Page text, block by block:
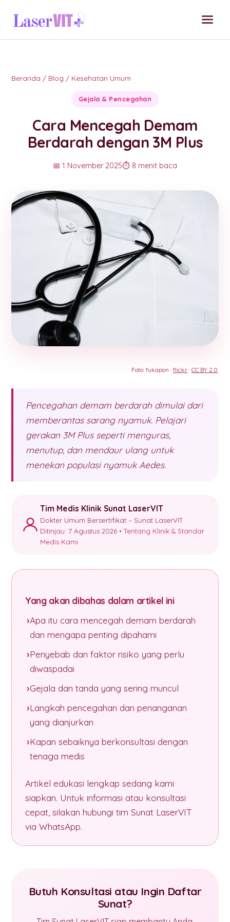
Beranda / Blog / Kesehatan Umum
Gejala & Pencegahan
Cara Mencegah Demam
Berdarah dengan 3M Plus
📅 1 November 2025⏱️ 8 menit baca
Foto: fukapon · flickr · CC BY 2.0
Pencegahan demam berdarah dimulai dari
memberantas sarang nyamuk. Pelajari
gerakan 3M Plus seperti menguras,
menutup, dan mendaur ulang untuk
menekan populasi nyamuk Aedes.
Tim Medis Klinik Sunat LaserVIT
Dokter Umum Bersertifikat – Sunat LaserVIT
Ditinjau: 7 Agustus 2026 •Tentang Klinik & Standar
Medis Kami
Yang akan dibahas dalam artikel ini
Apa itu cara mencegah demam berdarah
dan mengapa penting dipahami
Penyebab dan faktor risiko yang perlu
diwaspadai
Gejala dan tanda yang sering muncul
Langkah pencegahan dan penanganan
yang dianjurkan
Kapan sebaiknya berkonsultasi dengan
tenaga medis
Artikel edukasi lengkap sedang kami
siapkan. Untuk informasi atau konsultasi
cepat, silakan hubungi tim Sunat LaserVIT
via WhatsApp.
Butuh Konsultasi atau Ingin Daftar
Sunat?